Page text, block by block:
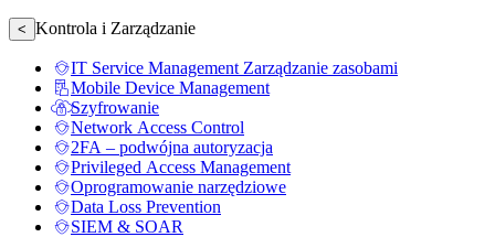
< Kontrola i Zarządzanie
IT Service Management Zarządzanie zasobami
Mobile Device Management
Szyfrowanie
Network Access Control
2FA – podwójna autoryzacja
Privileged Access Management
Oprogramowanie narzędziowe
Data Loss Prevention
SIEM & SOAR